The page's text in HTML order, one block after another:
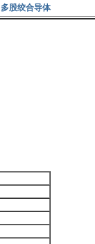
多股绞合导体